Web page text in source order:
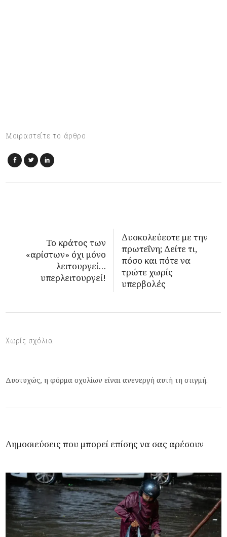
Μοιραστείτε το άρθρο
Το κράτος των
«αρίστων» όχι μόνο
λειτουργεί…
υπερλειτουργεί!
Δυσκολεύεστε με την
πρωτεΐνη; Δείτε τι,
πόσο και πότε να
τρώτε χωρίς
υπερβολές
Χωρίς σχόλια
Δυστυχώς, η φόρμα σχολίων είναι ανενεργή αυτή τη στιγμή.
Δημοσιεύσεις που μπορεί επίσης να σας αρέσουν